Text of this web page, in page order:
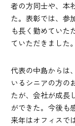
者の方同士や、本
た。表彰では、参
も長く勤めていた
ていただきました。
代表の中島からは
いるシニアの方の
たが、会社が成長
ができた。今後も
来年はオフィスで